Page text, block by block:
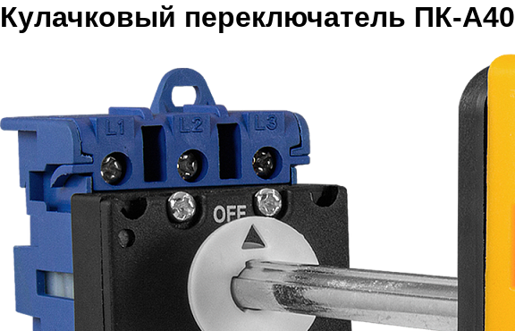
Кулачковый переключатель ПК-А40